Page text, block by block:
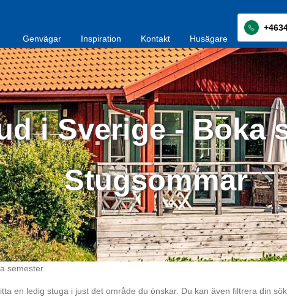
Genvägar Inspiration Kontakt Husägare
i Sverige - Boka
Stugsommar
semester.
en ledig stuga i just det område du önskar. Du kan även filtrera din